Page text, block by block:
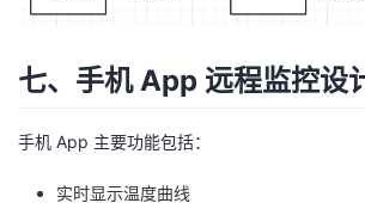
七、手机 App 远程监控设
手机 App 主要功能包括：
实时显示温度曲线